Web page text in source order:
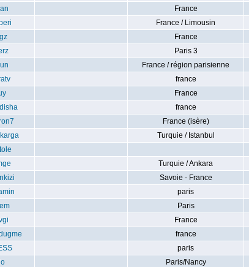
France
France / Limousin
France
Paris 3
France / région parisienne
france
France
france
France (isère)
Turquie / Istanbul
Turquie / Ankara
Savoie - France
paris
Paris
France
france
paris
Paris/Nancy